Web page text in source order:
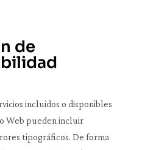
de
incluidos o disponibles
Web pueden incluir
tipográficos. De forma